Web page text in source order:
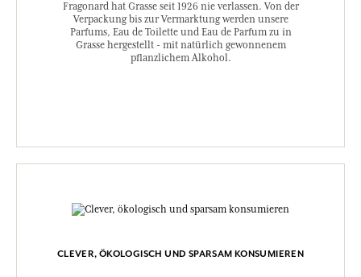
Fragonard hat Grasse seit 1926 nie verlassen. Von der
Verpackung bis zur Vermarktung werden unsere
Parfums, Eau de Toilette und Eau de Parfum zu in
Grasse hergestellt - mit natürlich gewonnenem
pflanzlichem Alkohol.
CLEVER, ÖKOLOGISCH UND SPARSAM KONSUMIEREN